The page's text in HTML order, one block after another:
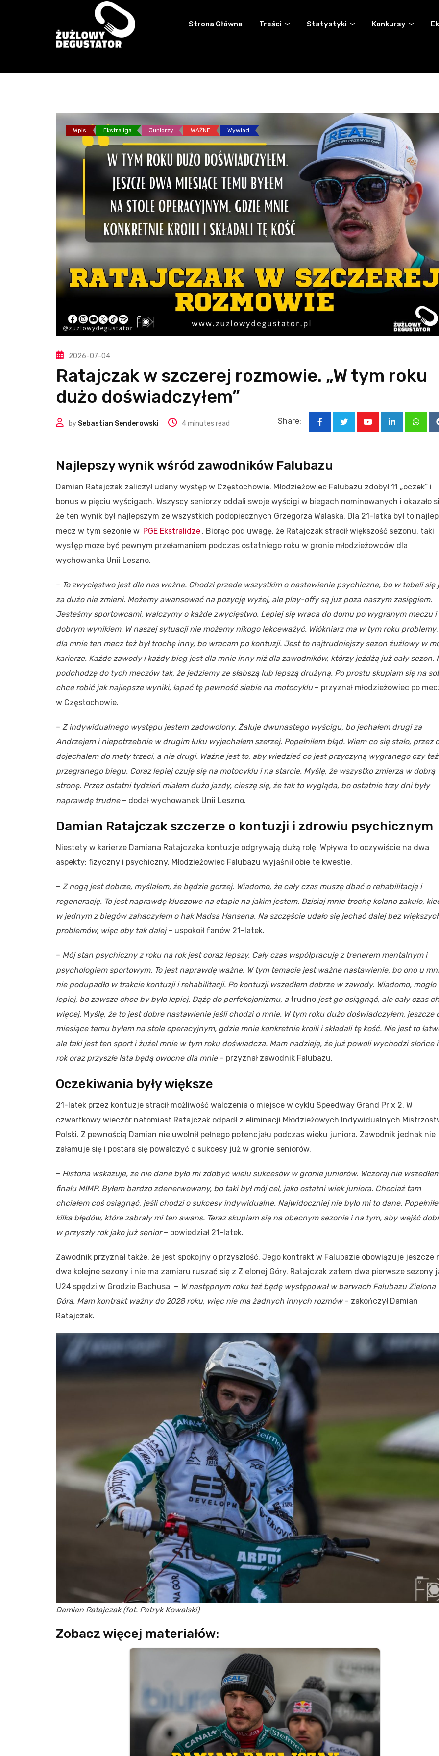
Strona Główna Treści Statystyki Konkursy
Wpis Ekstraliga Juniorzy WAŻNE Wywiad
2026-07-04
Ratajczak w szczerej rozmowie. „W tym roku
dużo doświadczyłem”
by Sebastian Senderowski 4 minutes read Share:
LinkedIn
Najlepszy wynik wśród zawodników Falubazu
Damian Ratajczak zaliczył udany występ w Częstochowie. Młodzieżowiec Falubazu zdobył 11 „oczek” i
bonus w pięciu wyścigach. Wszyscy seniorzy oddali swoje wyścigi w biegach nominowanych i okazało
że ten wynik był najlepszym ze wszystkich podopiecznych Grzegorza Walaska. Dla 21-latka był to
mecz w tym sezonie w PGE Ekstralidze . Biorąc pod uwagę, że Ratajczak stracił większość sezonu, taki
występ może być pewnym przełamaniem podczas ostatniego roku w gronie młodzieżowców dla
wychowanka Unii Leszno.
– To zwycięstwo jest dla nas ważne. Chodzi przede wszystkim o nastawienie psychiczne, bo w tabeli się
za dużo nie zmieni. Możemy awansować na pozycję wyżej, ale play-offy są już poza naszym zasięgiem.
Jesteśmy sportowcami, walczymy o każde zwycięstwo. Lepiej się wraca do domu po wygranym meczu i
dobrym wynikiem. W naszej sytuacji nie możemy nikogo lekceważyć. Włókniarz ma w tym roku problemy
dla mnie ten mecz też był trochę inny, bo wracam po kontuzji. Jest to najtrudniejszy sezon żużlowy w
karierze. Każde zawody i każdy bieg jest dla mnie inny niż dla zawodników, którzy jeżdżą już cały sezon.
podchodzę do tych meczów tak, że jedziemy ze słabszą lub lepszą drużyną. Po prostu skupiam się na
chce robić jak najlepsze wyniki, łapać tę pewność siebie na motocyklu– przyznał młodzieżowiec po
w Częstochowie.
– Z indywidualnego występu jestem zadowolony. Żałuje dwunastego wyścigu, bo jechałem drugi za
Andrzejem i niepotrzebnie w drugim łuku wyjechałem szerzej. Popełniłem błąd. Wiem co się stało, przez
dojechałem do mety trzeci, a nie drugi. Ważne jest to, aby wiedzieć co jest przyczyną wygranego czy też
przegranego biegu. Coraz lepiej czuję się na motocyklu i na starcie. Myślę, że wszystko zmierza w dobrą
stronę. Przez ostatni tydzień miałem dużo jazdy, cieszę się, że tak to wygląda, bo ostatnie trzy dni były
naprawdę trudne– dodał wychowanek Unii Leszno.
Damian Ratajczak szczerze o kontuzji i zdrowiu psychicznym
Niestety w karierze Damiana Ratajczaka kontuzje odgrywają dużą rolę. Wpływa to oczywiście na dwa
aspekty: fizyczny i psychiczny. Młodzieżowiec Falubazu wyjaśnił obie te kwestie.
– Z nogą jest dobrze, myślałem, że będzie gorzej. Wiadomo, że cały czas muszę dbać o rehabilitację i
regenerację. To jest naprawdę kluczowe na etapie na jakim jestem. Dzisiaj mnie trochę kolano zakuło,
w jednym z biegów zahaczyłem o hak Madsa Hansena. Na szczęście udało się jechać dalej bez
problemów, więc oby tak dalej– uspokoił fanów 21-latek.
– Mój stan psychiczny z roku na rok jest coraz lepszy. Cały czas współpracuję z trenerem mentalnym i
psychologiem sportowym. To jest naprawdę ważne. W tym temacie jest ważne nastawienie, bo ono u
nie podupadło w trakcie kontuzji i rehabilitacji. Po kontuzji wszedłem dobrze w zawody. Wiadomo, mogło
lepiej, bo zawsze chce by było lepiej. Dążę do perfekcjonizmu, a trudno jest go osiągnąć, ale cały czas
więcej. M yślę, że to jest dobre nastawienie jeśli chodzi o mnie. W tym roku dużo doświadczyłem, jeszcze
miesiące temu byłem na stole operacyjnym, gdzie mnie konkretnie kroili i składali tę kość. Nie jest to
ale taki jest ten sport i żużel mnie w tym roku doświadcza. Mam nadzieję, że już powoli wychodzi słońce
rok oraz przyszłe lata będą owocne dla mnie– przyznał zawodnik Falubazu.
Oczekiwania były większe
21-latek przez kontuzje stracił możliwość walczenia o miejsce w cyklu Speedway Grand Prix 2. W
czwartkowy wieczór natomiast Ratajczak odpadł z eliminacji Młodzieżowych Indywidualnych
Polski. Z pewnością Damian nie uwolnił pełnego potencjału podczas wieku juniora. Zawodnik jednak nie
załamuje się i postara się powalczyć o sukcesy już w gronie seniorów.
– Historia wskazuje, że nie dane było mi zdobyć wielu sukcesów w gronie juniorów. Wczoraj nie
finału MIMP. Byłem bardzo zdenerwowany, bo taki był mój cel, jako ostatni wiek juniora. Chociaż tam
chciałem coś osiągnąć, jeśli chodzi o sukcesy indywidualne. Najwidoczniej nie było mi to dane.
kilka błędów, które zabrały mi ten awans. Teraz skupiam się na obecnym sezonie i na tym, aby wejść
w przyszły rok jako już senior– powiedział 21-latek.
Zawodnik przyznał także, że jest spokojny o przyszłość. Jego kontrakt w Falubazie obowiązuje jeszcze
dwa kolejne sezony i nie ma zamiaru ruszać się z Zielonej Góry. Ratajczak zatem dwa pierwsze sezony
U24 spędzi w Grodzie Bachusa. – W następnym roku też będę występował w barwach Falubazu Zielona
Góra. Mam kontrakt ważny do 2028 roku, więc nie ma żadnych innych rozmów – zakończył Damian
Ratajczak.
Damian Ratajczak (fot. Patryk Kowalski)
Zobacz więcej materiałów: